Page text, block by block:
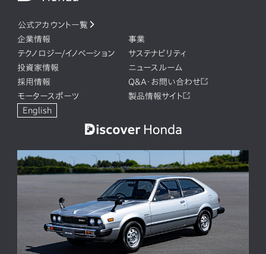
公式アカウント一覧
企業情報
事業
テクノロジー/イノベーション
サステナビリティ
投資家情報
ニュースルーム
採用情報
Q&A・お問い合わせ
モータースポーツ
製品情報サイト
English